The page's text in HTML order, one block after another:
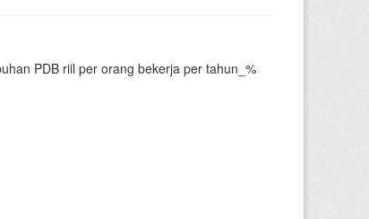
PDB riil per orang bekerja per tahun_%